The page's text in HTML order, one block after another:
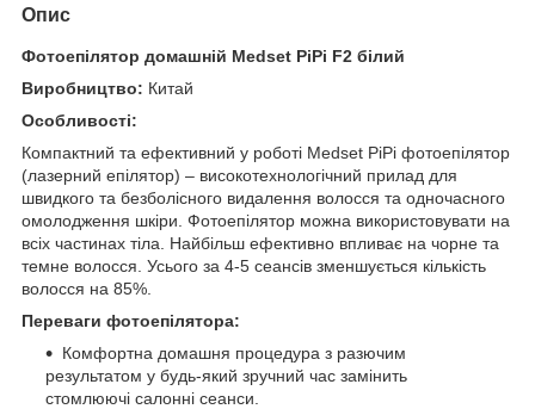
Опис
Фотоепілятор домашній Medset PiPi F2 білий
Виробництво: Китай
Особливості:
Компактний та ефективний у роботі Medset PiPi фотоепілятор
(лазерний епілятор) – високотехнологічний прилад для
швидкого та безболісного видалення волосся та одночасного
омолодження шкіри. Фотоепілятор можна використовувати на
всіх частинах тіла. Найбільш ефективно впливає на чорне та
темне волосся. Усього за 4-5 сеансів зменшується кількість
волосся на 85%.
Переваги фотоепілятора:
Комфортна домашня процедура з разючим
результатом у будь-який зручний час замінить
стомлюючі салонні сеанси.